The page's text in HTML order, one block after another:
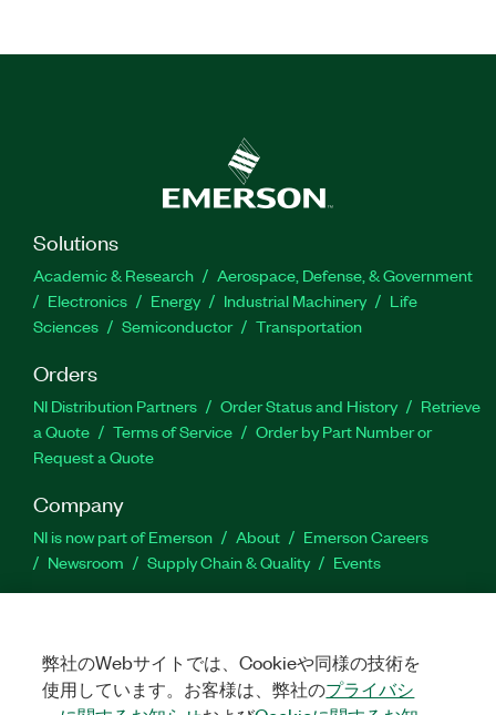
Solutions
Academic & Research
Aerospace, Defense, & Government
Electronics
Energy Industrial Machinery
Life
Sciences
Semiconductor Transportation
Orders
NI Distribution Partners Order Status and History
Retrieve
a Quote
Terms of Service
Order by Part Number or
Request a Quote
Company
NI is now part of Emerson About
Emerson Careers
Newsroom
Supply Chain & Quality Events
Activate a Product
Submit a Service Request
Site
Feedback
弊社のWebサイトでは、Cookieや同様の技術を
使用しています。お客様は、弊社のプライバシ